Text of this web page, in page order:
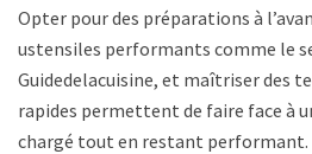
Opter pour des préparations à
ustensiles performants comme le
Guidedelacuisine, et maîtriser des
rapides permettent de faire face à
chargé tout en restant performant.